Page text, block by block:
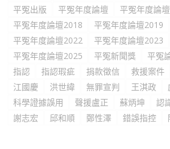
平冤出版
平冤年度論壇
平冤年度論
平冤年度論壇2018
平冤年度論壇2019
平冤年度論壇2022
平冤年度論壇2023
平冤年度論壇2025
平冤新聞獎 平冤
指認
指認瑕疵 捐款徵信 救援案件
江國慶
洪世緯 無罪宣判 王淇政
科學證據誤用
聲援盧正 蘇炳坤 認
謝志宏
邱和順 鄭性澤 錯誤指控